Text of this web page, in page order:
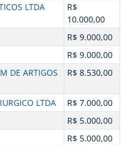
LTDA
R$
10.000,00
R$ 9.000,00
R$ 9.000,00
DE ARTIGOS
R$ 8.530,00
LTDA
R$ 7.000,00
R$ 5.000,00
R$ 5.000,00